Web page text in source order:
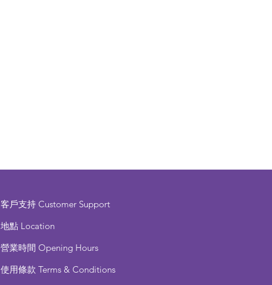
客戶支持Customer Support
地點 Location
營業時間Opening Hours
使用條款Terms & Conditions